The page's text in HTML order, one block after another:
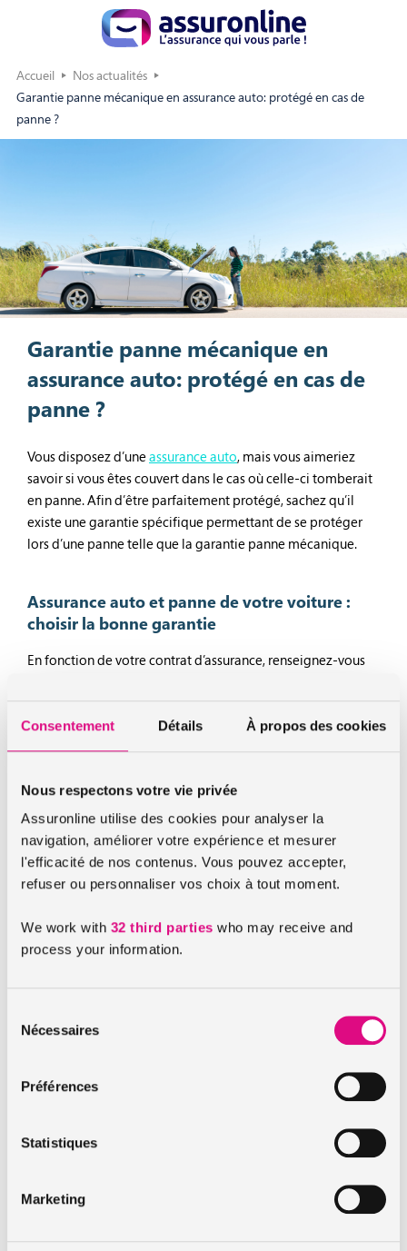
Consentement Détails À propos des cookies
Nous respectons votre vie privée
Assuronline utilise des cookies pour analyser la
navigation, améliorer votre expérience et mesurer
l'efficacité de nos contenus. Vous pouvez accepter,
refuser ou personnaliser vos choix à tout moment.
We work with 32 third parties who may receive and
process your information.
Nécessaires
Préférences
Statistiques
Marketing
Accueil
Nos actualités
Garantie panne mécanique en assurance auto: protégé en cas de
panne ?
Garantie panne mécanique en
assurance auto: protégé en cas de
panne ?
Vous disposez d’uneassurance auto, mais vous aimeriez
savoir si vous êtes couvert dans le cas où celle-ci tomberait
en panne. Afin d’être parfaitement protégé, sachez qu’il
existe une garantie spécifique permettant de se protéger
lors d’une panne telle que la garantie panne mécanique.
Assurance auto et panne de votre voiture :
choisir la bonne garantie
En fonction de votre contrat d’assurance, renseignez-vous
durée de couverture, mais aussi de la puissance du moteur.
Les plafonds varient en fonction de votre assurance.
assistance, que vous soyez devant chez vous ou à des
centaines de kilomètres de là.
Lorsque votre voiture vieillit, il est préférable de bien se
protéger sur la garantie panne mécanique en cas de panne,
car cela peut vite arriver et vous mettre dans l’embarras. Les
le changement d’une pièce ou encore le prêt d’une voiture
le temps que la vôtre est au garage sont souvent très
Les nouvelles questions du code de la route en vigueur